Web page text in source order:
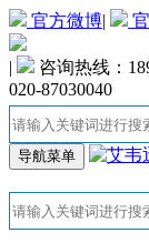
官方微博|
|
咨询热线：
020-87030040
导航菜单